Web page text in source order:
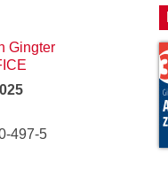
Gingter
497-5